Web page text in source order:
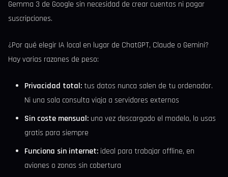
Gemma 3 de Google sin necesidad de crear cuentas ni pagar
suscripciones.
¿Por qué elegir IA local en lugar de ChatGPT, Claude o Gemini?
Hay varias razones de peso:
Privacidad total:tus datos nunca salen de tu ordenador.
Ni una sola consulta viaja a servidores externos
Sin coste mensual: una vez descargado el modelo, lo usas
gratis para siempre
Funciona sin internet: ideal para trabajar offline, en
aviones o zonas sin cobertura